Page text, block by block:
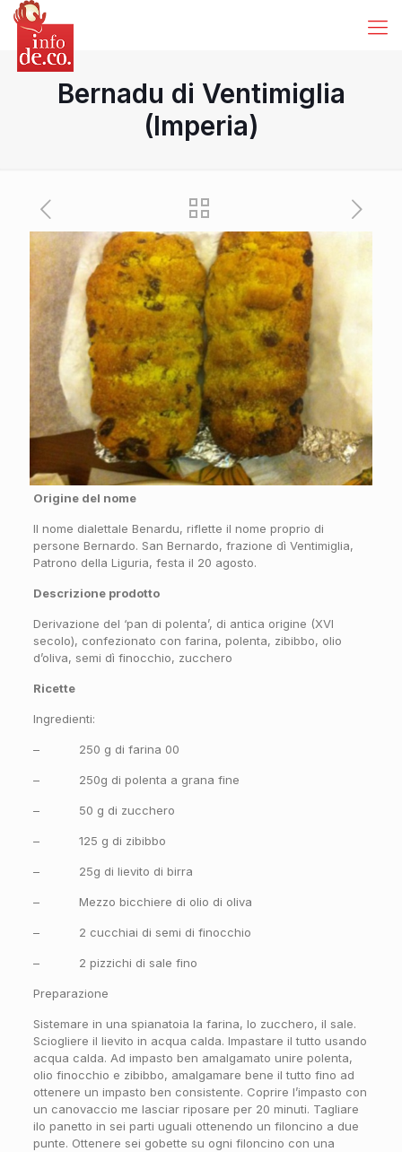
Bernadu di Ventimiglia
(Imperia)
Origine del nome
Il nome dialettale Benardu, riflette il nome proprio di
persone Bernardo. San Bernardo, frazione dì Ventimiglia,
Patrono della Liguria, festa il 20 agosto.
Descrizione prodotto
Derivazione del ‘pan di polenta’, di antica origine (XVI
secolo), confezionato con farina, polenta, zibibbo, olio
d’oliva, semi dì finocchio, zucchero
Ricette
Ingredienti:
– 250 g di farina 00
– 250g di polenta a grana fine
– 50 g di zucchero
– 125 g di zibibbo
– 25g di lievito di birra
– Mezzo bicchiere di olio di oliva
– 2 cucchiai di semi di finocchio
– 2 pizzichi di sale fino
Preparazione
Sistemare in una spianatoia la farina, lo zucchero, il sale.
Sciogliere il lievito in acqua calda. Impastare il tutto usando
acqua calda. Ad impasto ben amalgamato unire polenta,
olio finocchio e zibibbo, amalgamare bene il tutto fino ad
ottenere un impasto ben consistente. Coprire l’impasto con
un canovaccio me lasciar riposare per 20 minuti. Tagliare
ilo panetto in sei parti uguali ottenendo un filoncino a due
punte. Ottenere sei gobette su ogni filoncino con una